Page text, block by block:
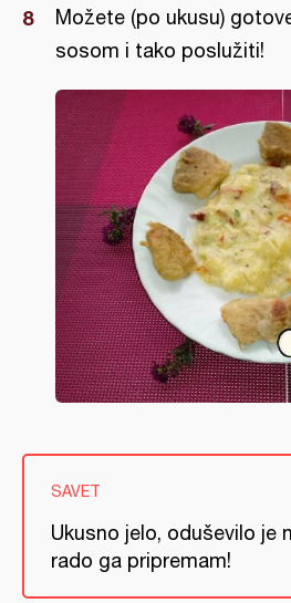
Možete (po ukusu)
sosom i tako poslužiti!
SAVET
Ukusno jelo, oduševilo je
rado ga pripremam!